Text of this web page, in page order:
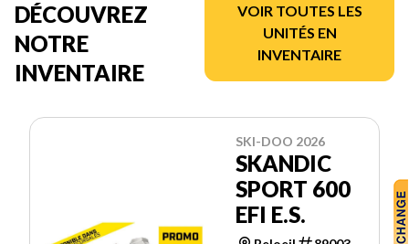
DÉCOUVREZ
NOTRE
INVENTAIRE
VOIR TOUTES LES
UNITÉS EN
INVENTAIRE
SKI-DOO 2026
SKANDIC
SPORT 600
EFI E.S.